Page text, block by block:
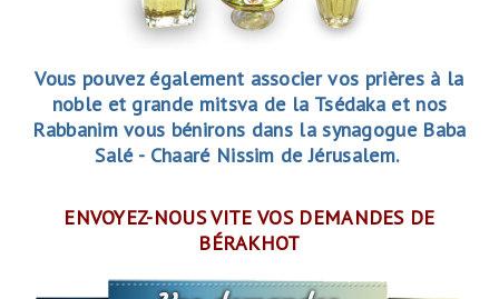
Vous pouvez également associer vos prières à la
noble et grande mitsva de la Tsédaka et nos
Rabbanim vous bénirons dans la synagogue Baba
Salé - Chaaré Nissim de Jérusalem.
ENVOYEZ-NOUS VITE VOS DEMANDES DE
BÉRAKHOT